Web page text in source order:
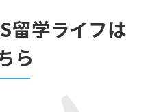
留学ライフは
ら